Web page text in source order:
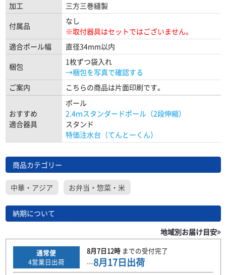
加工
三方三巻縫製
付属品
なし
※取付器具はセットではございません。
適合ポール幅
直径34mm以内
梱包
1枚ずつ袋入れ
→梱包を写真で確認する
ご案内
こちらの商品は片面印刷です。
おすすめ
適合器具
ポール
2.4ｍスタンダードポール（2段伸縮）
スタンド
特価注水台（てんとーくん）
商品カテゴリー
中華・アジア お弁当・惣菜・米
納期について
地域別お届け目安
通常便
4営業日出荷
8月7日12時までの受付完了
…8月17日出荷